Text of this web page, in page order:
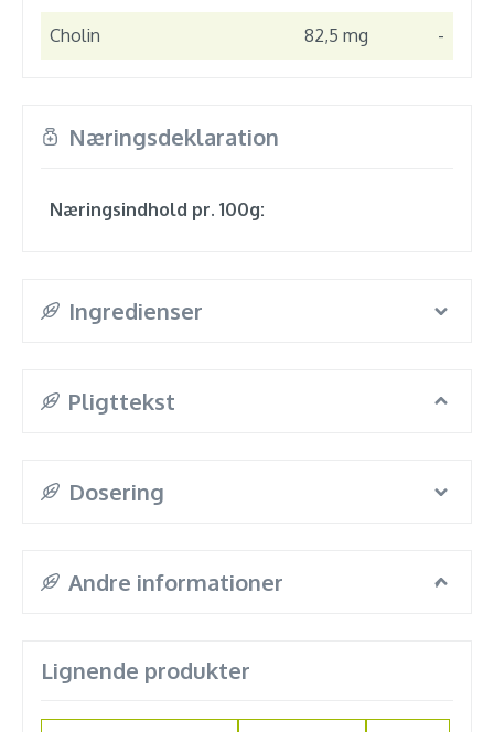
Cholin 82,5 mg -
Næringsdeklaration
Næringsindhold pr. 100g:
Ingredienser
Pligttekst
Dosering
Andre informationer
Lignende produkter